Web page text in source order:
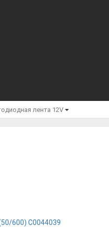
лента 12V